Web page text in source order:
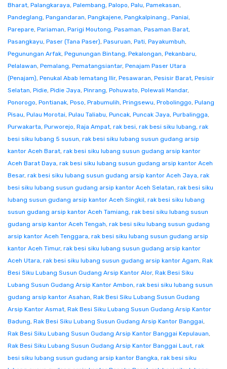
Bharat, Palangkaraya, Palembang, Palopo, Palu, Pamekasan,
Pandeglang, Pangandaran, Pangkajene, Pangkalpinang., Paniai,
Parepare, Pariaman, Parigi Moutong, Pasaman, Pasaman Barat,
Pasangkayu, Paser (Tana Paser), Pasuruan, Pati, Payakumbuh,
Pegunungan Arfak, Pegunungan Bintang, Pekalongan, Pekanbaru,
Pelalawan, Pemalang, Pematangsiantar, Penajam Paser Utara
(Penajam), Penukal Abab lematang Ilir, Pesawaran, Pesisir Barat, Pesisir
Selatan, Pidie, Pidie Jaya, Pinrang, Pohuwato, Polewali Mandar,
Ponorogo, Pontianak, Poso, Prabumulih, Pringsewu, Probolinggo, Pulang
Pisau, Pulau Morotai, Pulau Taliabu, Puncak, Puncak Jaya, Purbalingga,
Purwakarta, Purworejo, Raja Ampat, rak besi, rak besi siku lubang, rak
besi siku lubang 5 susun, rak besi siku lubang susun gudang arsip
kantor Aceh Barat, rak besi siku lubang susun gudang arsip kantor
Aceh Barat Daya, rak besi siku lubang susun gudang arsip kantor Aceh
Besar, rak besi siku lubang susun gudang arsip kantor Aceh Jaya, rak
besi siku lubang susun gudang arsip kantor Aceh Selatan, rak besi siku
lubang susun gudang arsip kantor Aceh Singkil, rak besi siku lubang
susun gudang arsip kantor Aceh Tamiang, rak besi siku lubang susun
gudang arsip kantor Aceh Tengah, rak besi siku lubang susun gudang
arsip kantor Aceh Tenggara, rak besi siku lubang susun gudang arsip
kantor Aceh Timur, rak besi siku lubang susun gudang arsip kantor
Aceh Utara, rak besi siku lubang susun gudang arsip kantor Agam, Rak
Besi Siku Lubang Susun Gudang Arsip Kantor Alor, Rak Besi Siku
Lubang Susun Gudang Arsip Kantor Ambon, rak besi siku lubang susun
gudang arsip kantor Asahan, Rak Besi Siku Lubang Susun Gudang
Arsip Kantor Asmat, Rak Besi Siku Lubang Susun Gudang Arsip Kantor
Badung, Rak Besi Siku Lubang Susun Gudang Arsip Kantor Banggai,
Rak Besi Siku Lubang Susun Gudang Arsip Kantor Banggai Kepulauan,
Rak Besi Siku Lubang Susun Gudang Arsip Kantor Banggai Laut, rak
besi siku lubang susun gudang arsip kantor Bangka, rak besi siku